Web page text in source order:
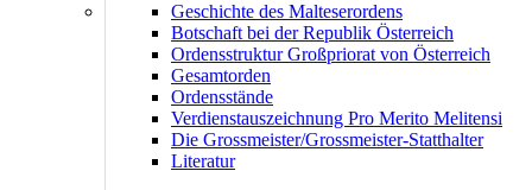
Geschichte des Malteserordens
Botschaft bei der Republik Österreich
Ordensstruktur Großpriorat von Österreich
Gesamtorden
Ordensstände
Verdienstauszeichnung Pro Merito Melitensi
Die Grossmeister/Grossmeister-Statthalter
Literatur